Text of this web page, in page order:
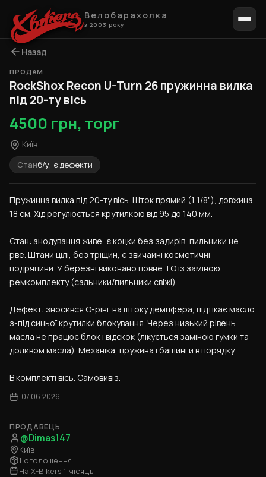
Велобарахолка
з 2003 року
Назад
ПРОДАМ
RockShox Recon U-Turn 26 пружинна вилка
під 20-ту вісь
4500 грн, торг
Київ
Станб/у, є дефекти
Пружинна вилка під 20-ту вісь. Шток прямий (1 1/8"), довжина
18 см. Хід регулюється крутилкою від 95 до 140 мм.
Стан: анодування живе, є коцки без задирів, пильники не
рве. Штани цілі, без тріщин, є звичайні косметичні
подряпини. У березні виконано повне ТО із заміною
ремкомплекту (сальники/пильники свіжі).
Дефект: зносився О-рінг на штоку демпфера, підтікає масло
з-під синьої крутилки блокування. Через низький рівень
масла не працює блок і відскок (лікується заміною гумки та
доливом масла). Механіка, пружина і башинги в порядку.
В комплекті вісь. Самовивіз.
07.06.2026
ПРОДАВЕЦЬ
@Dimas147
Київ
1 оголошення
На X-Bikers 1 місяць